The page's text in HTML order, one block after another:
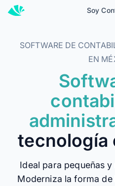
Soy
Inicio
Soy Contador
Soluciones
MÁS SOLUCIONES PARA TU
Alegra Facturación
Contabilidad y Facturación
POS
SOFTWARE DE
EN
tecnología
Ideal para pequeñas
Moderniza la forma